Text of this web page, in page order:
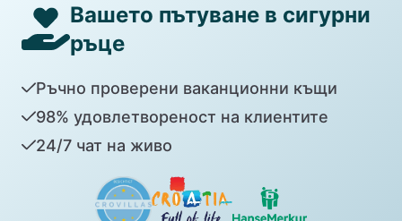
Вашето пътуване в сигурни
ръце
Ръчно проверени ваканционни къщи
98% удовлетвореност на клиентите
24/7 чат на живо